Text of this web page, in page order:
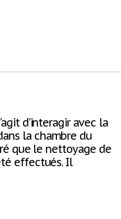
d’interagir avec la
la chambre du
que le nettoyage de
effectués. Il